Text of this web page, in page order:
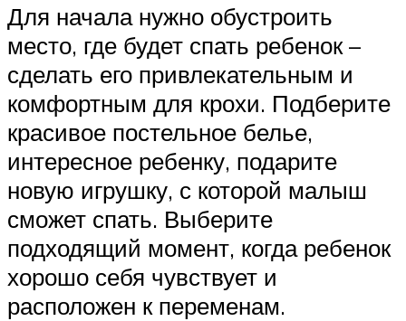
Для начала нужно обустроить
место, где будет спать ребенок –
сделать его привлекательным и
комфортным для крохи. Подберите
красивое постельное белье,
интересное ребенку, подарите
новую игрушку, с которой малыш
сможет спать. Выберите
подходящий момент, когда ребенок
хорошо себя чувствует и
расположен к переменам.